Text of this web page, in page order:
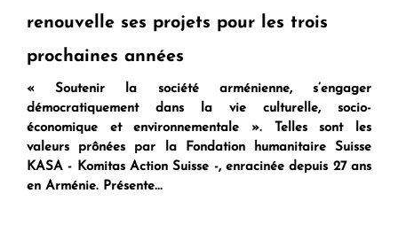
renouvelle ses projets pour les trois
prochaines années
« Soutenir la société arménienne, s’engager
démocratiquement dans la vie culturelle, socio-
économique et environnementale ». Telles sont les
valeurs prônées par la Fondation humanitaire Suisse
KASA - Komitas Action Suisse -, enracinée depuis 27 ans
en Arménie. Présente...